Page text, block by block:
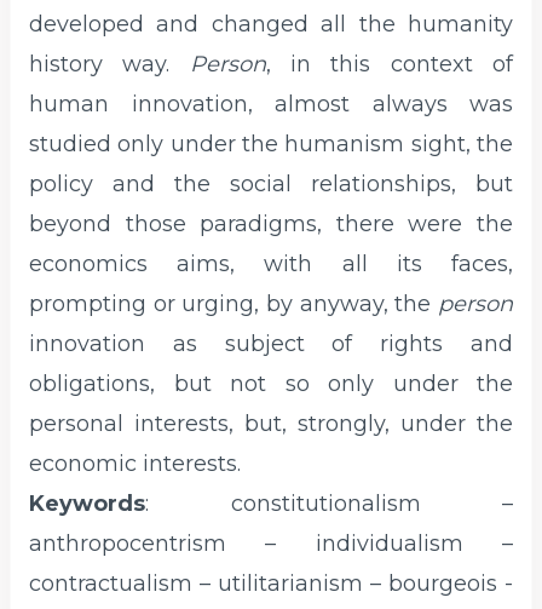
developed and changed all the humanity
history way.
Person, in this context of
human innovation, almost always was
studied only under the humanism sight, the
policy and the social relationships, but
beyond those paradigms, there were the
economics aims, with all its faces,
prompting or urging, by anyway, the person
innovation as subject of rights and
obligations, but not so only under the
personal interests, but, strongly, under the
economic interests.
Keywords: constitutionalism –
anthropocentrism – individualism –
contractualism – utilitarianism – bourgeois -